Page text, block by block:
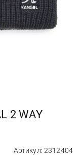
2 WAY
Артикул: 2312404